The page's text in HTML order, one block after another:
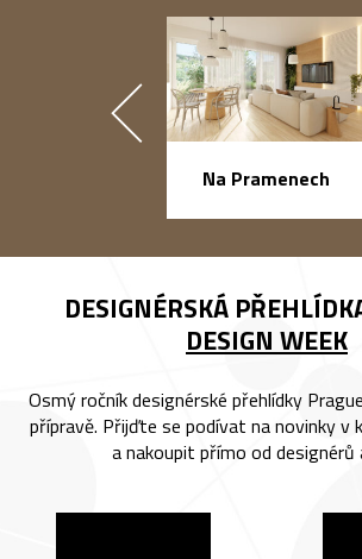
Na Pramenech
DESIGNÉRSKÁ
DESIGN WEEK
Osmý ročník designérské přehlídky
přípravě. Přijďte se podívat na novinky v
a nakoupit přímo od designérů